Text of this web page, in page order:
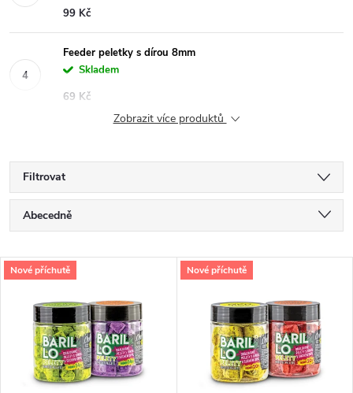
99 Kč
Feeder peletky s dírou 8mm
Skladem
69 Kč
Zobrazit více produktů
Filtrovat
Ř
a
Abecedně
Nejlevnější
Nejdražší
Nejprodávanější
V
Nové příchutě Nové příchutě